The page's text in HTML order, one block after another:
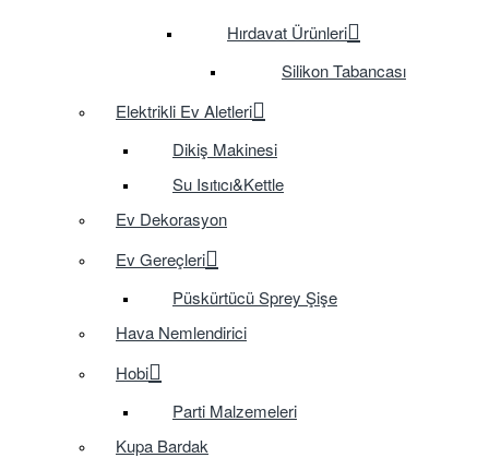
Hırdavat Ürünleri
Silikon Tabancası
Elektrikli Ev Aletleri
Dikiş Makinesi
Su Isıtıcı&Kettle
Ev Dekorasyon
Ev Gereçleri
Püskürtücü Sprey Şişe
Hava Nemlendirici
Hobi
Parti Malzemeleri
Kupa Bardak